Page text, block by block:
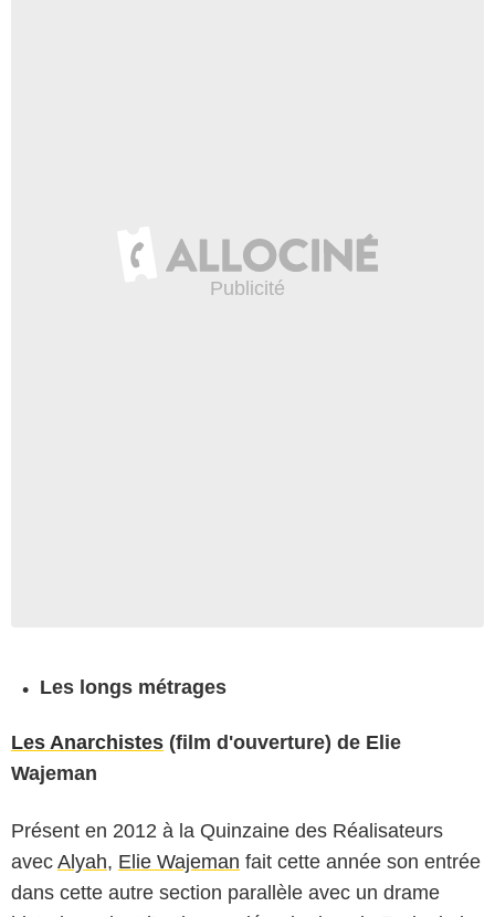
Les longs métrages
Les Anarchistes (film d'ouverture) de Elie
Wajeman
Présent en 2012 à la Quinzaine des Réalisateurs
avec Alyah, Elie Wajeman fait cette année son entrée
dans cette autre section parallèle avec un drame